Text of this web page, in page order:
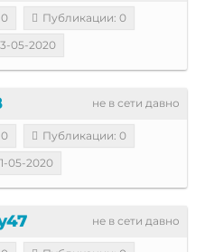
Публикации: 0
05-2020
не в сети давно
Публикации: 0
05-2020
не в сети давно